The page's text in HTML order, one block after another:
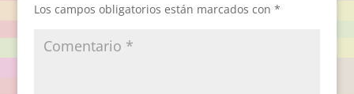
Los campos obligatorios están marcados con *